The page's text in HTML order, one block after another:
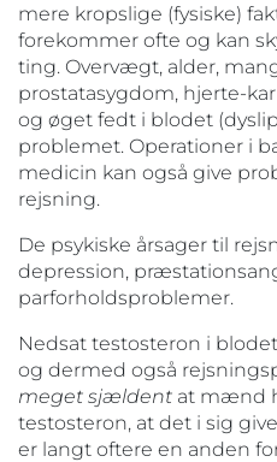
mere kropslige (fysiske)
forekommer ofte og kan
ting. Overvægt, alder,
prostatasygdom, hjerte-
og øget fedt i blodet
problemet. Operationer i
medicin kan også give
rejsning.
De psykiske årsager til
depression,
parforholdsproblemer.
Nedsat testosteron i
og dermed også
meget sjældent at mænd
testosteron, at det i sig
er langt oftere en anden